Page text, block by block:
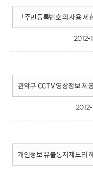
「주민등록번호의 사용
2012-
관악구 CCTV 영상정보 제
2012-
개인정보 유출통지제도의